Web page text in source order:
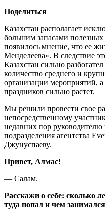
Поделиться
Казахстан располагает
большим запасами
появилось мнение, что ее
Менделеева». В следствие
Казахстан сильно
количество среднего и
организации мероприятий,
праздников сильно растет.
Мы решили провести свое
непосредственному
недавних пор руководителю
подразделения агентства
Джунуспаеву.
Привет, Алмас!
— Салам.
Расскажи о себе: сколько
туда попал и чем